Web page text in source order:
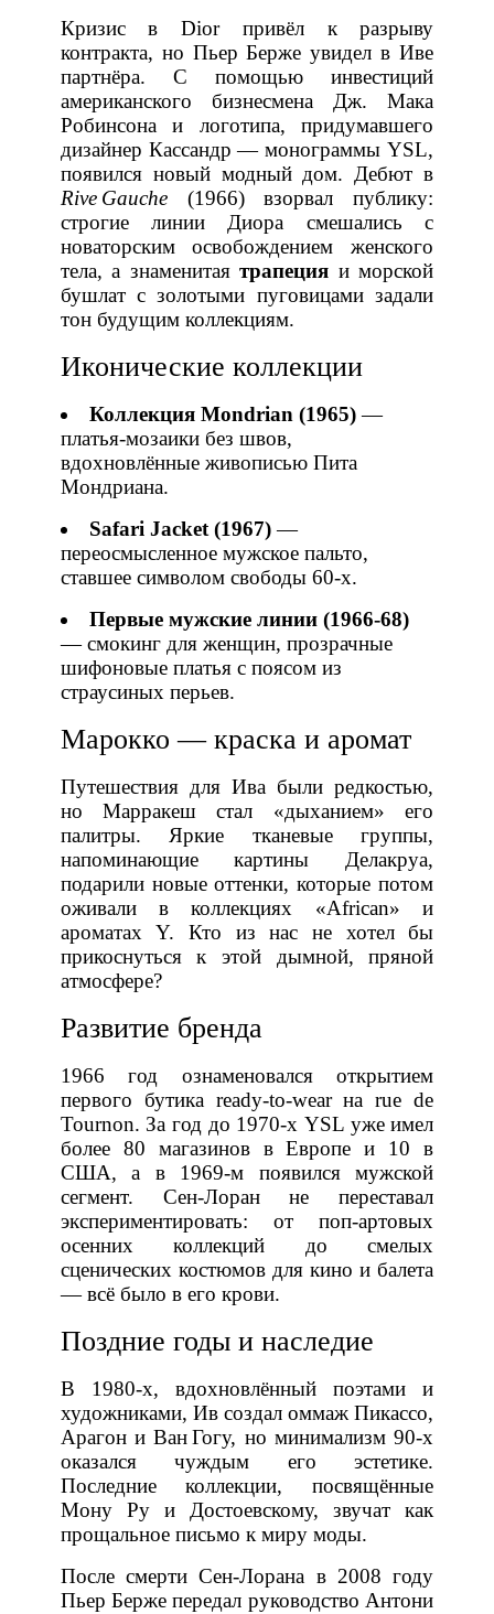
Кризис в Dior привёл к разрыву
контракта, но Пьер Берже увидел в Иве
партнёра. С помощью инвестиций
американского бизнесмена Дж. Мака
Робинсона и логотипа, придумавшего
дизайнер Кассандр — монограммы YSL,
появился новый модный дом. Дебют в
Rive Gauche(1966) взорвал публику:
строгие линии Диора смешались с
новаторским освобождением женского
тела, а знаменитаятрапеция и морской
бушлат с золотыми пуговицами задали
тон будущим коллекциям.
Иконические коллекции
Коллекция Mondrian (1965)—
платья‑мозаики без швов,
вдохновлённые живописью Пита
Мондриана.
Safari Jacket (1967)—
переосмысленное мужское пальто,
ставшее символом свободы 60‑х.
Первые мужские линии (1966‑68)
— смокинг для женщин, прозрачные
шифоновые платья с поясом из
страусиных перьев.
Марокко — краска и аромат
Путешествия для Ива были редкостью,
но Марракеш стал «дыханием» его
палитры. Яркие тканевые группы,
напоминающие картины Делакруа,
подарили новые оттенки, которые потом
оживали в коллекциях «African» и
ароматах Y. Кто из нас не хотел бы
прикоснуться к этой дымной, пряной
атмосфере?
Развитие бренда
1966 год ознаменовался открытием
первого бутика ready‑to‑wear на rue de
Tournon. За год до 1970‑х YSL уже имел
более 80 магазинов в Европе и 10 в
США, а в 1969‑м появился мужской
сегмент. Сен‑Лоран не переставал
экспериментировать: от поп‑артовых
осенних коллекций до смелых
сценических костюмов для кино и балета
— всё было в его крови.
Поздние годы и наследие
В 1980‑х, вдохновлённый поэтами и
художниками, Ив создал оммаж Пикассо,
Арагон и Ван Гогу, но минимализм 90‑х
оказался чуждым его эстетике.
Последние коллекции, посвящённые
Мону Ру и Достоевскому, звучат как
прощальное письмо к миру моды.
После смерти Сен‑Лорана в 2008 году
Пьер Берже передал руководство Антони